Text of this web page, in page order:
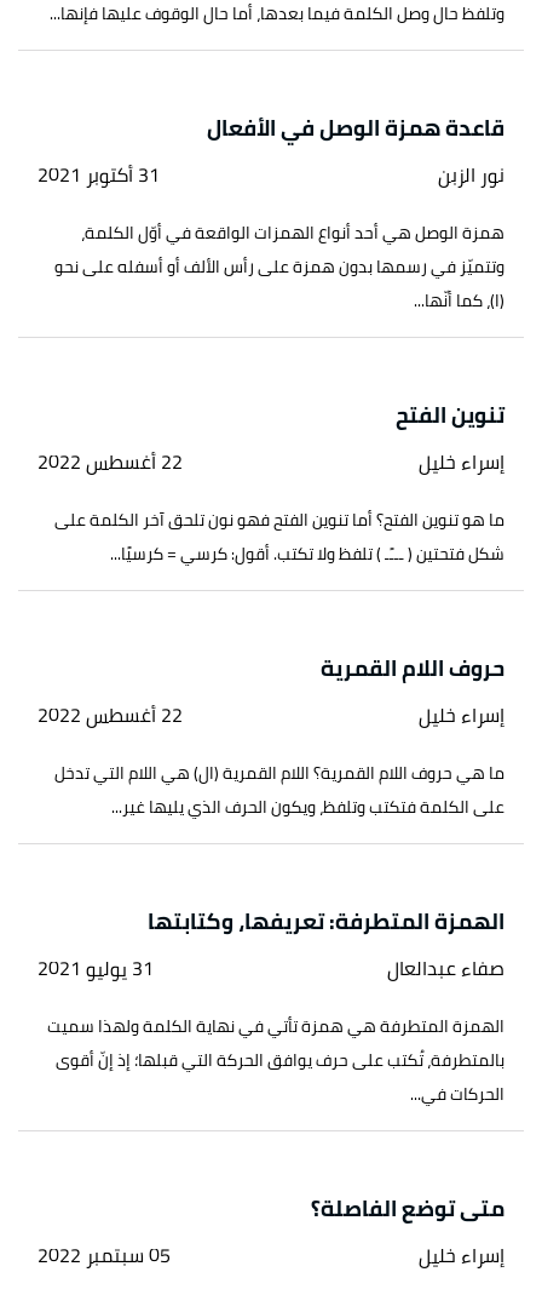
وتلفظ حال وصل الكلمة فيما بعدها، أما حال الوقوف عليها فإنها...
قاعدة همزة الوصل في الأفعال
نور الزبن 31 أكتوبر 2021
همزة الوصل هي أحد أنواع الهمزات الواقعة في أوّل الكلمة،
وتتميّز في رسمها بدون همزة على رأس الألف أو أسفله على نحو
(ا)، كما أنّها...
تنوين الفتح
إسراء خليل 22 أغسطس 2022
ما هو تنوين الفتح؟ أما تنوين الفتح فهو نون تلحق آخر الكلمة على
شكل فتحتين ( ـــًـ ) تلفظ ولا تكتب. أقول: كرسي = كرسيًا...
حروف اللام القمرية
إسراء خليل 22 أغسطس 2022
ما هي حروف اللام القمرية؟ اللام القمرية (ال) هي اللام التي تدخل
على الكلمة فتكتب وتلفظ، ويكون الحرف الذي يليها غير...
الهمزة المتطرفة: تعريفها، وكتابتها
صفاء عبدالعال 31 يوليو 2021
الهمزة المتطرفة هي همزة تأتي في نهاية الكلمة ولهذا سميت
بالمتطرفة، تُكتب على حرف يوافق الحركة التي قبلها؛ إذ إنّ أقوى
الحركات في...
متى توضع الفاصلة؟
إسراء خليل 05 سبتمبر 2022